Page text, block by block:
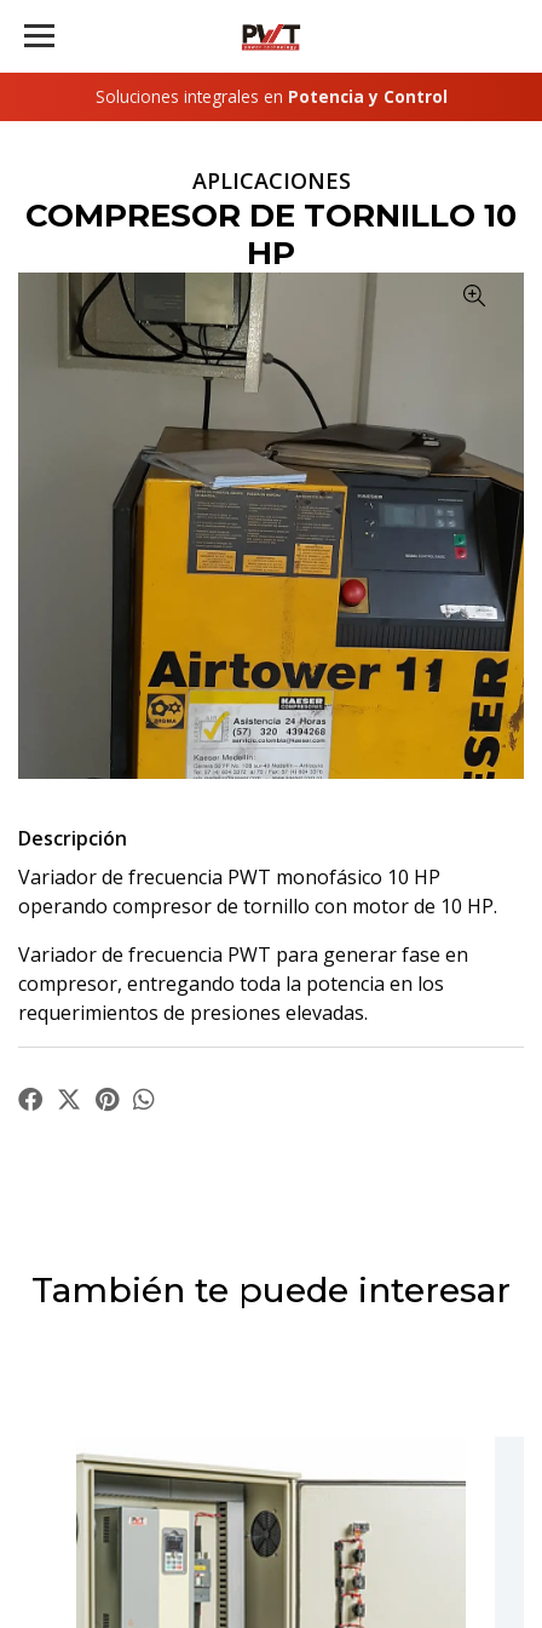
Soluciones integrales en Potencia y Control
APLICACIONES
COMPRESOR DE TORNILLO 10
HP
Descripción
Variador de frecuencia PWT monofásico 10 HP
operando compresor de tornillo con motor de 10 HP.
Variador de frecuencia PWT para generar fase en
compresor, entregando toda la potencia en los
requerimientos de presiones elevadas.
También te puede interesar